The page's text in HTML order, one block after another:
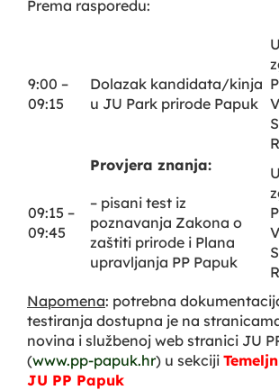
Prema rasporedu:
9:00 –
09:15
Dolazak kandidata/kinja
u JU Park prirode Papuk
09:15 –
09:45
Provjera znanja:
– pisani test iz
poznavanja Zakona o
zaštiti prirode i Plana
upravljanja PP Papuk
Napomena: potrebna
testiranja dostupna je na
novina i službenoj web stranici JU
(www.pp-papuk.hr) u sekciji
JU PP Papuk